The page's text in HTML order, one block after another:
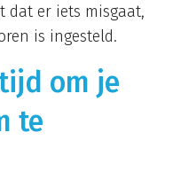
dat er iets misgaat,
is ingesteld.
om je
te